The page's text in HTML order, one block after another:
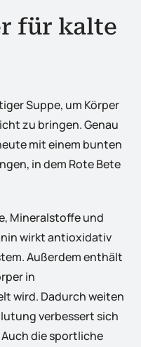
für kalte
Suppe, um Körper
zu bringen. Genau
mit einem bunten
in dem Rote Bete
Mineralstoffe und
wirkt antioxidativ
Außerdem enthält
in
wird. Dadurch weiten
verbessert sich
die sportliche